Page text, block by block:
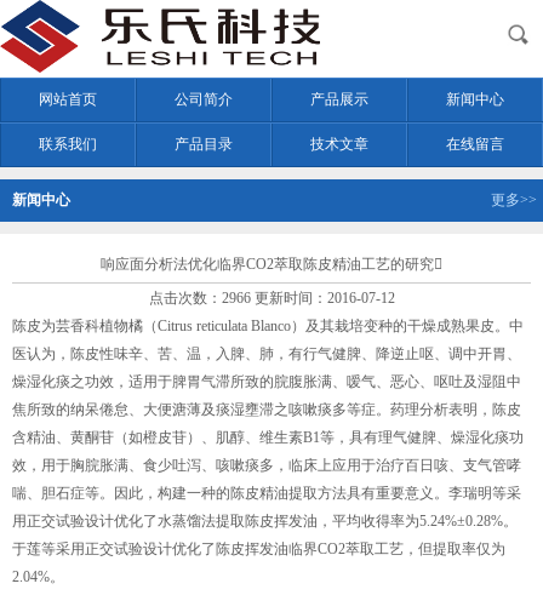
网站首页 公司简介 产品展示 新闻中心
联系我们 产品目录 技术文章 在线留言
新闻中心 更多>>
响应面分析法优化临界CO2萃取陈皮精油工艺的研究
点击次数：2966 更新时间：2016-07-12
陈皮为芸香科植物橘（Citrus reticulata Blanco）及其栽培变种的干燥成熟果皮。中
医认为，陈皮性味辛、苦、温，入脾、肺，有行气健脾、降逆止呕、调中开胃、
燥湿化痰之功效，适用于脾胃气滞所致的脘腹胀满、嗳气、恶心、呕吐及湿阻中
焦所致的纳呆倦怠、大便溏薄及痰湿壅滞之咳嗽痰多等症。药理分析表明，陈皮
含精油、黄酮苷（如橙皮苷）、肌醇、维生素B1等，具有理气健脾、燥湿化痰功
效，用于胸脘胀满、食少吐泻、咳嗽痰多，临床上应用于治疗百日咳、支气管哮
喘、胆石症等。因此，构建一种的陈皮精油提取方法具有重要意义。李瑞明等采
用正交试验设计优化了水蒸馏法提取陈皮挥发油，平均收得率为5.24%±0.28%。
于莲等采用正交试验设计优化了陈皮挥发油临界CO2萃取工艺，但提取率仅为
2.04%。